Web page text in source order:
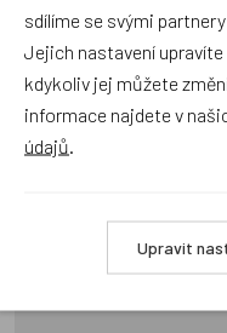
neověřuje.
Zatím zde nejsou
Recenze
sdílíme se svými
Jejich nastavení upravíte
kdykoliv jej můžete
informace najdete v
údajů
Upravit